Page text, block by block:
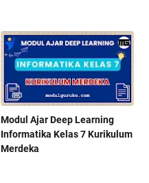
Modul Ajar Deep Learning
Informatika Kelas 7 Kurikulum
Merdeka